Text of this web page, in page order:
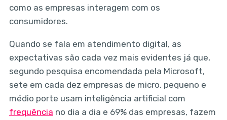
como as empresas interagem com os
consumidores.
Quando se fala em atendimento digital, as
expectativas são cada vez mais evidentes já que,
segundo pesquisa encomendada pela Microsoft,
sete em cada dez empresas de micro, pequeno e
médio porte usam inteligência artificial com
frequência no dia a dia e 69% das empresas, fazem